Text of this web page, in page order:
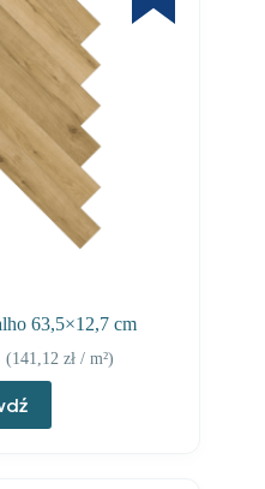
63,5×12,7 cm
(141,12 zł/ m²)